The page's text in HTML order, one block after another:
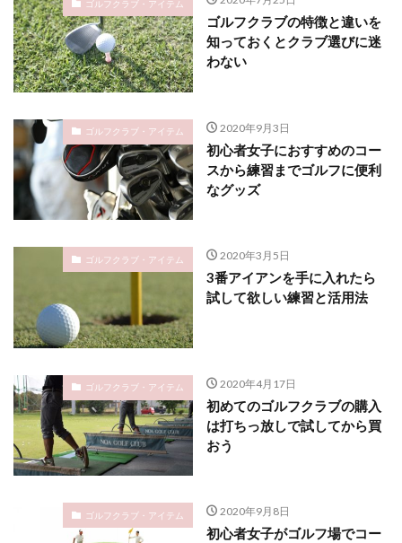
ゴルフクラブ・アイテム
ゴルフクラブの特徴と違いを
知っておくとクラブ選びに迷
わない
ゴルフクラブ・アイテム 2020年9月3日
初心者女子におすすめのコー
スから練習までゴルフに便利
なグッズ
ゴルフクラブ・アイテム 2020年3月5日
3番アイアンを手に入れたら
試して欲しい練習と活用法
ゴルフクラブ・アイテム 2020年4月17日
初めてのゴルフクラブの購入
は打ちっ放しで試してから買
おう
ゴルフクラブ・アイテム 2020年9月8日
初心者女子がゴルフ場でコー